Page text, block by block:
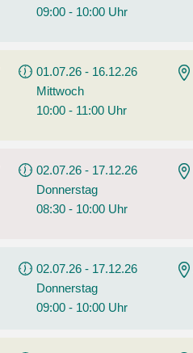
09:00 - 10:00 Uhr
01.07.26 - 16.12.26
Mittwoch
10:00 - 11:00 Uhr
02.07.26 - 17.12.26
Donnerstag
08:30 - 10:00 Uhr
02.07.26 - 17.12.26
Donnerstag
09:00 - 10:00 Uhr